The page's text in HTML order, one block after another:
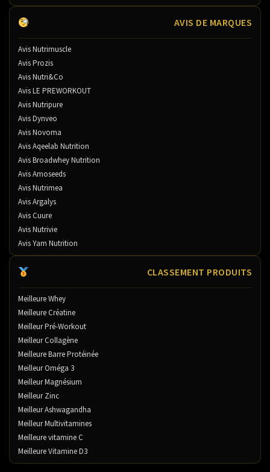
AVIS DE MARQUES
Avis Nutrimuscle
Avis Prozis
Avis Nutri&Co
Avis LE PREWORKOUT
Avis Nutripure
Avis Dynveo
Avis Novoma
Avis Aqeelab Nutrition
Avis Broadwhey Nutrition
Avis Amoseeds
Avis Nutrimea
Avis Argalys
Avis Cuure
Avis Nutrivie
Avis Yam Nutrition
CLASSEMENT PRODUITS
Meilleure Whey
Meilleure Créatine
Meilleur Pré-Workout
Meilleur Collagène
Meilleure Barre Protéinée
Meilleur Oméga 3
Meilleur Magnésium
Meilleur Zinc
Meilleur Ashwagandha
Meilleur Multivitamines
Meilleure vitamine C
Meilleure Vitamine D3